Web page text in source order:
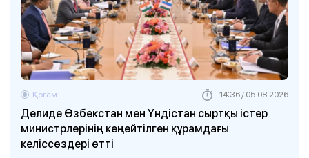
Делиде Өзбекстан мен Үндістан сыртқы істер
министрлерінің кеңейтілген құрамдағы
келіссөздері өтті
Қоғам 14:36 / 05.08.2026